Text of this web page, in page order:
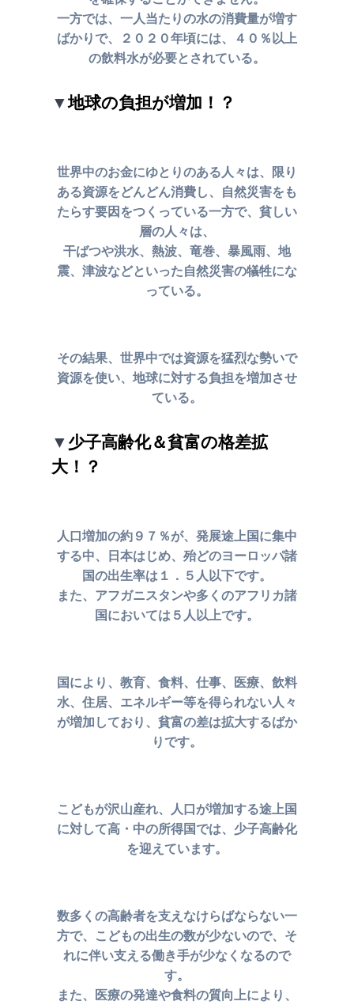
一方では、一人当たりの水の消費量が増す
ばかりで、２０２０年頃には、
４０％以上
の飲料水が必要とされている。
▼地球の負担が増加！？
世界中のお金にゆとりのある人々は、限り
ある資源をどんどん消費し、 自然災害をも
たらす要因をつくっている一方で、貧しい
層の人々は、
干ばつや洪水、 熱波、竜巻、暴風雨、地
震、津波などといった自然災害の犠牲にな
っている。
その結果、世界中では資源を猛烈な勢いで
資源を使い、 地球に対する負担を増加させ
ている。
▼少子高齢化＆貧富の格差拡
大！？
人口増加の約９７％が、発展途上国に集中
する中、日本はじめ、 殆どのヨーロッパ諸
国の出生率は１．５人以下です。
また、アフガニスタンや多くのアフリカ諸
国においては５人以上です。
国により、教育、食料、仕事、医療、飲料
水、住居、エネルギー等を得られない人々
が増加しており、貧富の差は拡大するばか
りです。
こどもが沢山産れ、人口が増加する途上国
に対して高・中の所得国では、 少子高齢化
を迎えています。
数多くの高齢者を支えなけらばならない一
方で、こどもの出生の数が少ないので、 そ
れに伴い支える働き手が少なくなるので
す。
また、医療の発達や食料の質向上により、